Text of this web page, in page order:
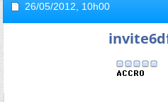
26/05/2012, 10h00